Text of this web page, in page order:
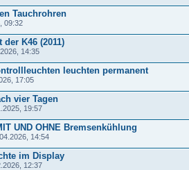
Tauchrohren
09:32
K46 (2011)
14:35
leuchten permanent
17:05
vier Tagen
19:57
UND OHNE Bremsenkühlung
14:54
im Display
12:37